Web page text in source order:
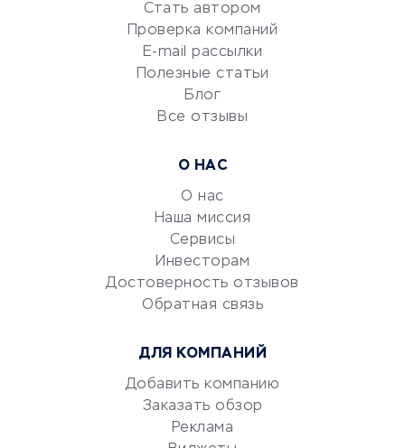
Сервисы по поиску работы
Сетевой маркетинг
УСЛУГИ ДЛЯ БИЗНЕСА
документооборот
Юридические компании
Аудиторские компании
Бухгалтерия онлайн
Стать автором
Проверка компаний
E-mail рассылки
Полезные статьи
Блог
Все отзывы
О НАС
О нас
Наша миссия
Сервисы
Инвесторам
Достоверность отзывов
Обратная связь
ДЛЯ КОМПАНИЙ
Добавить компанию
Заказать обзор
Реклама